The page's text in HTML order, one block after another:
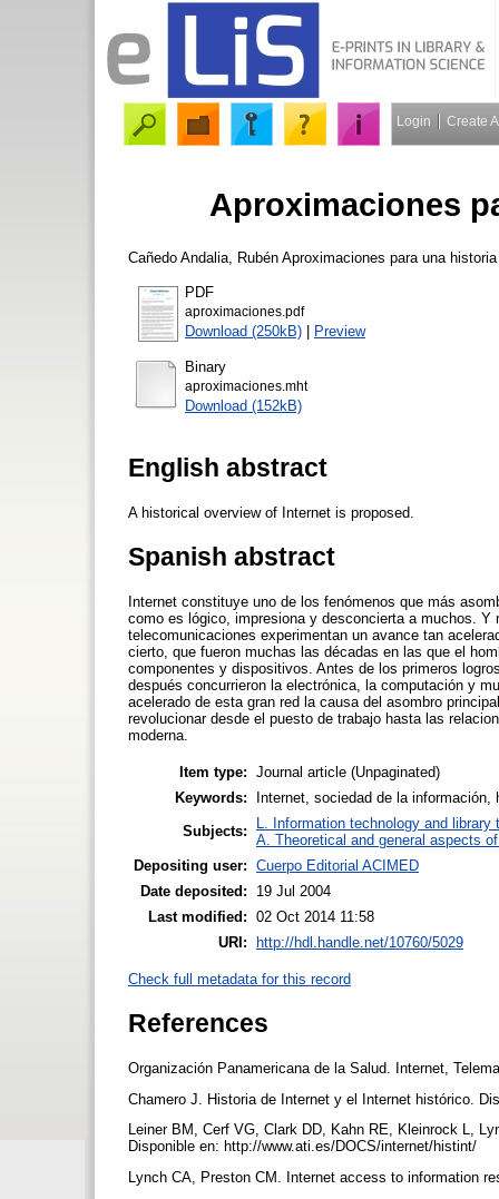
Login Create
Aproximaciones
Cañedo Andalia, Rubén Aproximaciones para una
PDF
aproximaciones.pdf
Download (250kB) | Preview
Binary
aproximaciones.mht
Download (152kB)
English abstract
A historical overview of Internet is proposed.
Spanish abstract
Internet constituye uno de los fenómenos que más
como es lógico, impresiona y desconcierta a muchos.
telecomunicaciones experimentan un avance tan
cierto, que fueron muchas las décadas en las que el
componentes y dispositivos. Antes de los primeros
después concurrieron la electrónica, la computación y
acelerado de esta gran red la causa del asombro
revolucionar desde el puesto de trabajo hasta las
moderna.
Item type: Journal article (Unpaginated)
Keywords:
Internet, sociedad de la
Subjects:
L. Information technology and library
A. Theoretical and general aspects
Depositing user: Cuerpo Editorial ACIMED
Date deposited:
19 Jul 2004
Last modified: 02 Oct 2014 11:58
URI:
http://hdl.handle.net/10760/5029
Check full metadata for this record
References
Organización Panamericana de la Salud. Internet,
Chamero J. Historia de Internet y el Internet histórico.
Leiner BM, Cerf VG, Clark DD, Kahn RE, Kleinrock L,
Disponible en: http://www.ati.es/DOCS/internet/histint/
Lynch CA, Preston CM. Internet access to information